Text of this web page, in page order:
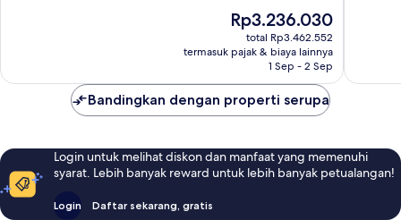
Harga
sekarang
Rp3.236.030
Rp3.236.030
total Rp3.462.552
termasuk pajak & biaya lainnya
1 Sep - 2 Sep
Bandingkan dengan properti serupa
Login untuk melihat diskon dan manfaat yang memenuhi
syarat. Lebih banyak reward untuk lebih banyak petualangan!
Login Daftar sekarang, gratis